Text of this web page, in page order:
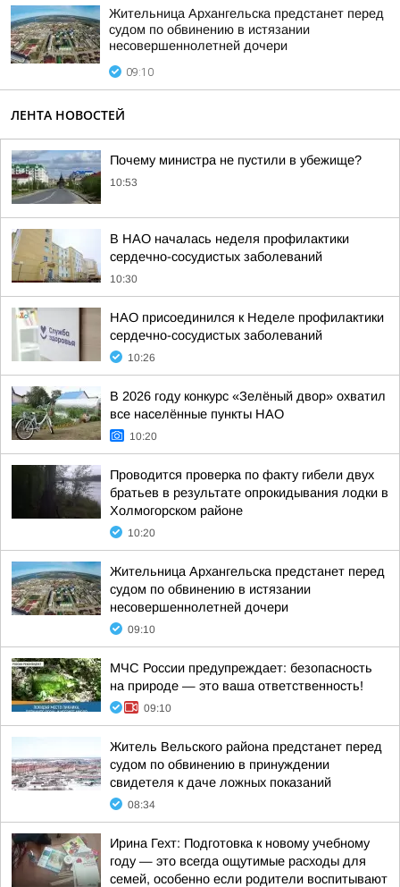
Жительница Архангельска предстанет перед
судом по обвинению в истязании
несовершеннолетней дочери
09:10
ЛЕНТА НОВОСТЕЙ
Почему министра не пустили в убежище?
10:53
В НАО началась неделя профилактики
сердечно-сосудистых заболеваний
10:30
НАО присоединился к Неделе профилактики
сердечно-сосудистых заболеваний
10:26
В 2026 году конкурс «Зелёный двор» охватил
все населённые пункты НАО
10:20
Проводится проверка по факту гибели двух
братьев в результате опрокидывания лодки в
Холмогорском районе
10:20
Жительница Архангельска предстанет перед
судом по обвинению в истязании
несовершеннолетней дочери
09:10
МЧС России предупреждает: безопасность
на природе — это ваша ответственность!
09:10
Житель Вельского района предстанет перед
судом по обвинению в принуждении
свидетеля к даче ложных показаний
08:34
Ирина Гехт: Подготовка к новому учебному
году — это всегда ощутимые расходы для
семей, особенно если родители воспитывают